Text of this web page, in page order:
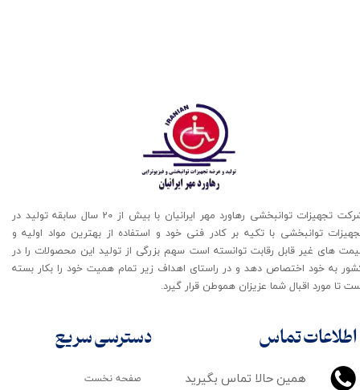
اطلاعات تماس
همین حالا تماس بگیرید
شرکت تجهیزات توانبخشی رهاورد مهر ایرانیان با بیش از 20 سال سابقه تولید در
توانبخشی با تکیه بر کادر فنی خود و استفاده از بهترین مواد اولیه و
های غیر قابل رقابت توانسته است سهم بزرگی از تولید این محصولات را در
به خود اختصاص دهد و در راستای اهداف زیر تمام همیت خود را بکار بسته
تا مورد اقبال شما عزیزان هموطن قرار گیرد​​​​​​​.
صفحه نخست
دسترسی سریع